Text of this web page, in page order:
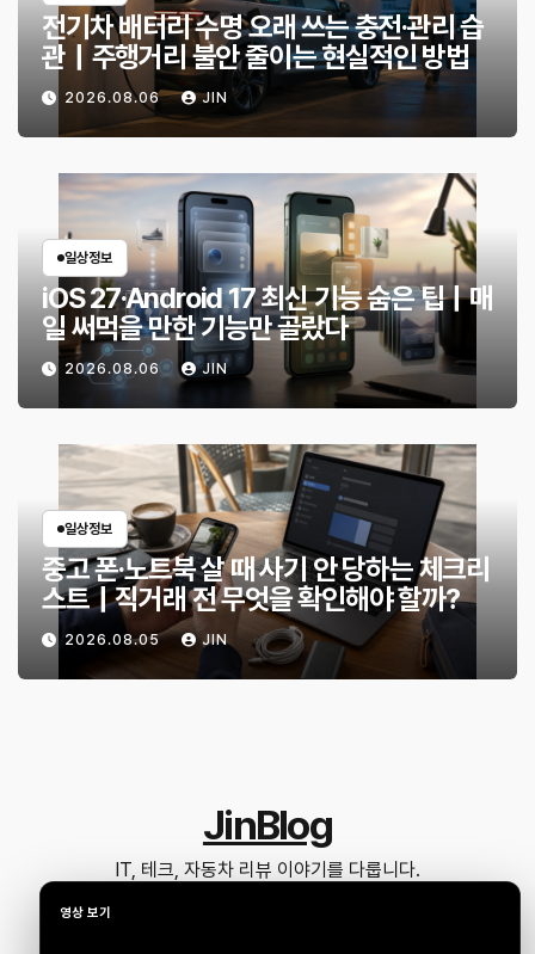
전기차 배터리 수명 오래 쓰는 충전·관리 습
관｜주행거리 불안 줄이는 현실적인 방법
2026.08.06 JIN
일상정보
iOS 27·Android 17 최신 기능 숨은 팁｜매
일 써먹을 만한 기능만 골랐다
2026.08.06 JIN
일상정보
중고 폰·노트북 살 때 사기 안 당하는 체크리
스트｜직거래 전 무엇을 확인해야 할까?
2026.08.05 JIN
JinBlog
IT, 테크, 자동차 리뷰 이야기를 다룹니다.